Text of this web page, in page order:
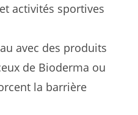
activités sportives
avec des produits
de Bioderma ou
la barrière